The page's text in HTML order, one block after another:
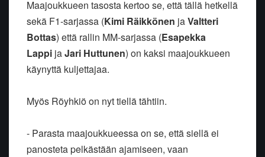
Maajoukkueen tasosta kertoo se, että tällä hetkellä
sekä F1-sarjassa (Kimi Räikkönen jaValtteri
Bottas) että rallin MM-sarjassa (Esapekka
Lappi jaJari Huttunen) on kaksi maajoukkueen
käynyttä kuljettajaa.
Myös Röyhkiö on nyt tiellä tähtiin.
- Parasta maajoukkueessa on se, että siellä ei
panosteta pelkästään ajamiseen, vaan